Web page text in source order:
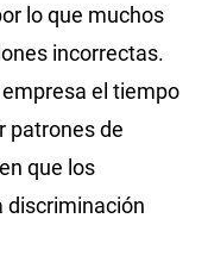
lo que muchos
incorrectas.
el tiempo
patrones de
que los
discriminación